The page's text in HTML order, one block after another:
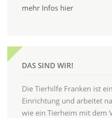
mehr Infos hier
DAS SIND WIR!
Die Tierhilfe Franken ist
Einrichtung und arbeitet
wie ein Tierheim mit dem